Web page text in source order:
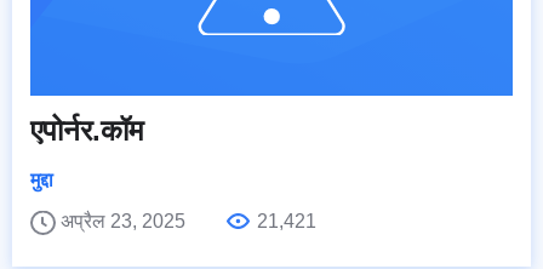
एपोर्नर.कॉम
मुद्दा
अप्रैल 23, 2025
21,421